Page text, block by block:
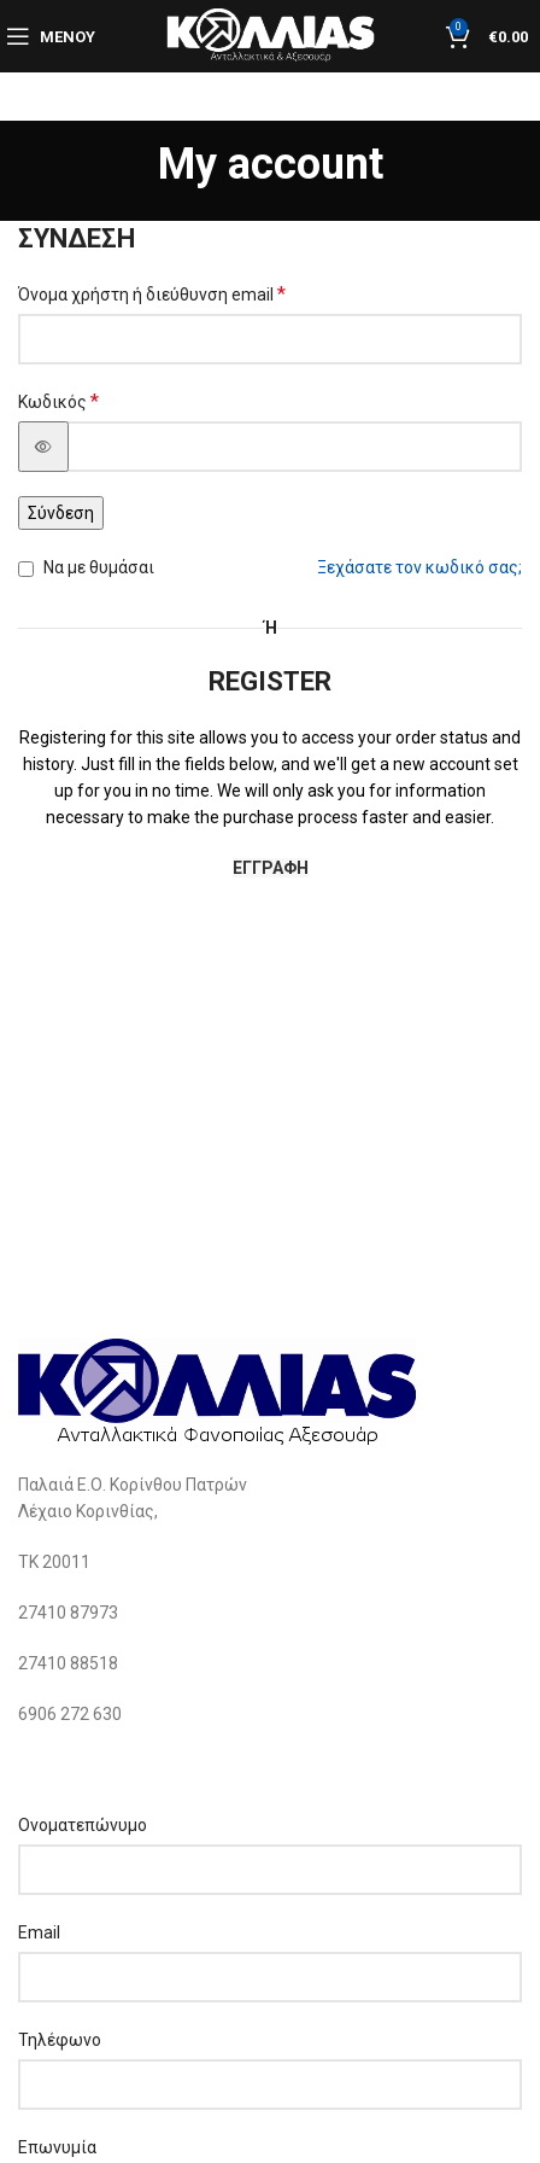
ΜΕΝΟΎ
0
€0.00
My account
ΣΎΝΔΕΣΗ
Όνομα χρήστη ή διεύθυνση email *
Κωδικός *
Σύνδεση
Ξεχάσατε τον κωδικό σας;
Να με θυμάσαι
Ή
REGISTER
Registering for this site allows you to access your order status and
history. Just fill in the fields below, and we'll get a new account set
up for you in no time. We will only ask you for information
necessary to make the purchase process faster and easier.
ΕΓΓΡΑΦΉ
Παλαιά Ε.Ο. Κορίνθου Πατρών
Λέχαιο Κορινθίας,
ΤΚ 20011
27410 87973
27410 88518
6906 272 630
Ονοματεπώνυμο
Email
Τηλέφωνο
Επωνυμία